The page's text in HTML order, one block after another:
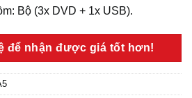
Bộ (3x DVD + 1x USB).
để nhận được giá tốt hơn!